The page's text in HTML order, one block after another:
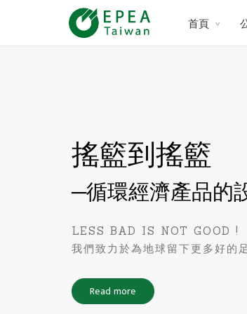
首頁
搖籃到搖籃
─循環經濟產品的
LESS BAD IS NOT GOOD !
我們致力於為地球留下更多好的
Read more